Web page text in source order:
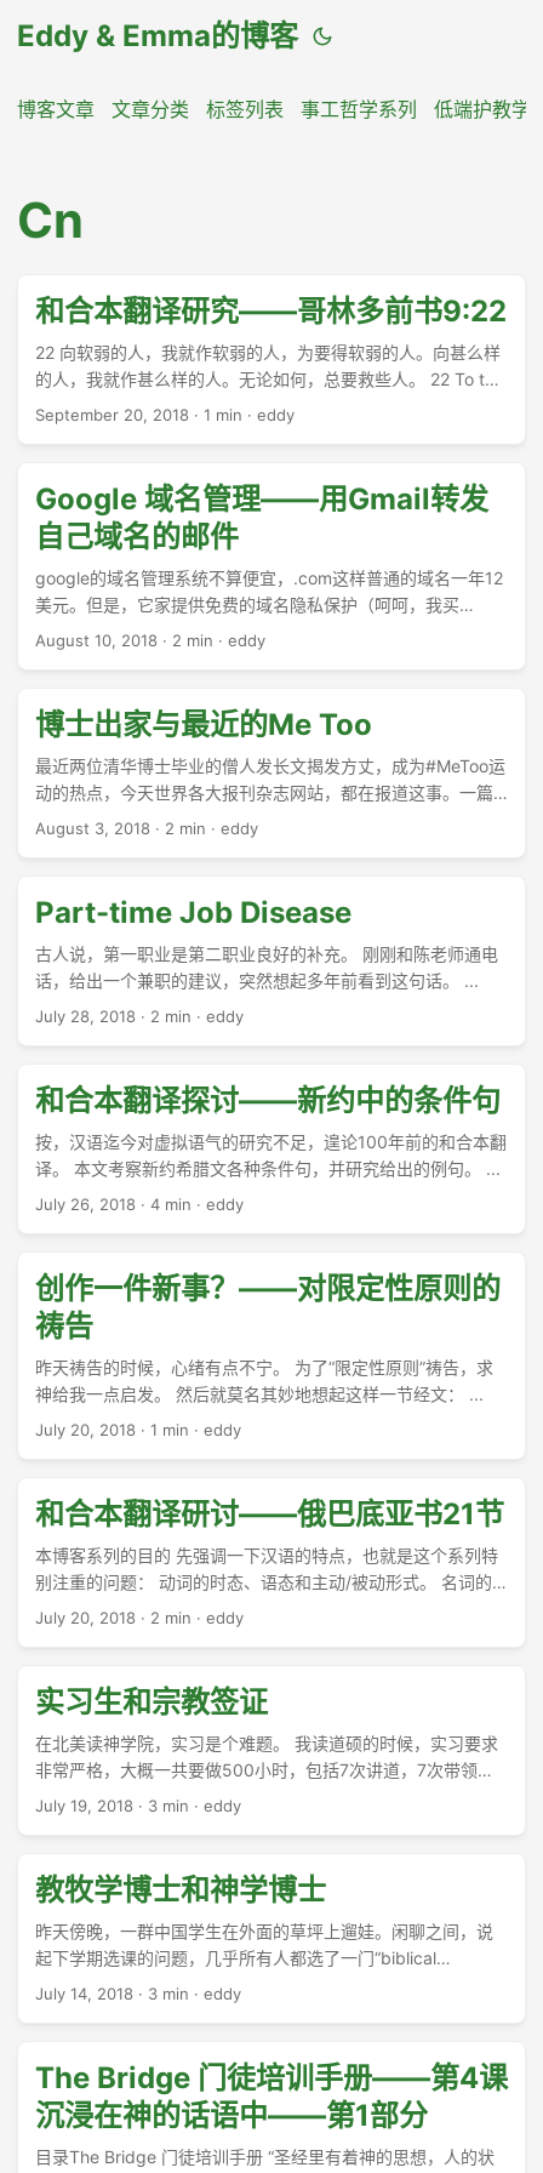
Eddy & Emma的博客
博客文章 文章分类 标签列表 事工哲学系列 低端护教学
Cn
和合本翻译研究——哥林多前书9:22
22 向软弱的人，我就作软弱的人，为要得软弱的人。向甚么样
的人，我就作甚么样的人。无论如何，总要救些人。 22 To the
weak I became weak, that I might win the weak. I have
τοὺς ἀσθενεῖς κερδήσω· τοῖς πᾶσιν γέγονα πάντα, ἵνα
πάντως τινὰς σώσω. ...
September 20, 2018 · 1 min · eddy
Google 域名管理——用Gmail转发
自己域名的邮件
google的域名管理系统不算便宜，.com这样普通的域名一年12
美元。但是，它家提供免费的域名隐私保护（呵呵，我买
了.us）的域名，就不保护隐私，而且必须说明和美国的关系。
件系统，（而且，自己设立邮件系统会有很大的法律风险，有
可能被黑客劫持去发垃圾邮件；或者商业风险，因为不可靠的
邮件服务器更可能被别的邮件服务器拒收），所以，用gmail来
发送自己的邮件还是很有意思。这是Google domain的好处之
一。 ...
August 10, 2018 · 2 min · eddy
博士出家与最近的Me Too
最近两位清华博士毕业的僧人发长文揭发方丈，成为#MeToo运
动的热点，今天世界各大报刊杂志网站，都在报道这事。一篇
关于上周菲尔兹奖的文章，似乎还趁着热点上了10万+。 ...
August 3, 2018 · 2 min · eddy
Part-time Job Disease
古人说，第一职业是第二职业良好的补充。 刚刚和陈老师通电
话，给出一个兼职的建议，突然想起多年前看到这句话。 ...
July 28, 2018 · 2 min · eddy
和合本翻译探讨——新约中的条件句
按，汉语迄今对虚拟语气的研究不足，遑论100年前的和合本翻
译。 本文考察新约希腊文各种条件句，并研究给出的例句。 ...
July 26, 2018 · 4 min · eddy
创作一件新事？——对限定性原则的
祷告
昨天祷告的时候，心绪有点不宁。 为了“限定性原则”祷告，求
神给我一点启发。 然后就莫名其妙地想起这样一节经文： ...
July 20, 2018 · 1 min · eddy
和合本翻译研讨——俄巴底亚书21节
本博客系列的目的 先强调一下汉语的特点，也就是这个系列特
别注重的问题： 动词的时态、语态和主动/被动形式。 名词的
单数和复数问题。 文本分析 不多说，直接上经文： ...
July 20, 2018 · 2 min · eddy
实习生和宗教签证
在北美读神学院，实习是个难题。 我读道硕的时候，实习要求
非常严格，大概一共要做500小时，包括7次讲道，7次带领查
经，一人次的门训，参加教会的工作协调会议，观摩教牧辅导
次。 ...
July 19, 2018 · 3 min · eddy
教牧学博士和神学博士
昨天傍晚，一群中国学生在外面的草坪上遛娃。闲聊之间，说
起下学期选课的问题，几乎所有人都选了一门“biblical
teaching”。我们就聊起带领查经班和讲道的不同之处，然后就
July 14, 2018 · 3 min · eddy
The Bridge 门徒培训手册——第4课
沉浸在神的话语中——第1部分
目录The Bridge 门徒培训手册 “圣经里有着神的思想，人的状